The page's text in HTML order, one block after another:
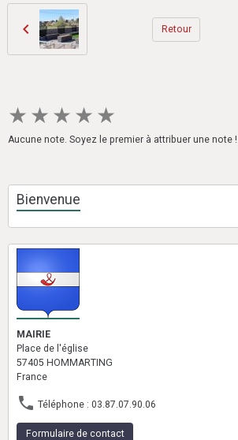
Retour
★ ★ ★ ★ ★
Aucune note. Soyez le premier à attribuer une note !
Bienvenue
MAIRIE
Place de l'église
57405 HOMMARTING
France
Téléphone : 03.87.07.90.06
Formulaire de contact